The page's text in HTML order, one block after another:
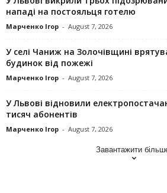
нападі на постояльця готелю
Марченко Ігор - August 7, 2026
У селі Чаниж на Золочівщині
будинок від пожежі
Марченко Ігор - August 7, 2026
У Львові відновили
тисяч абонентів
Марченко Ігор - August 7, 2026
Завантажити